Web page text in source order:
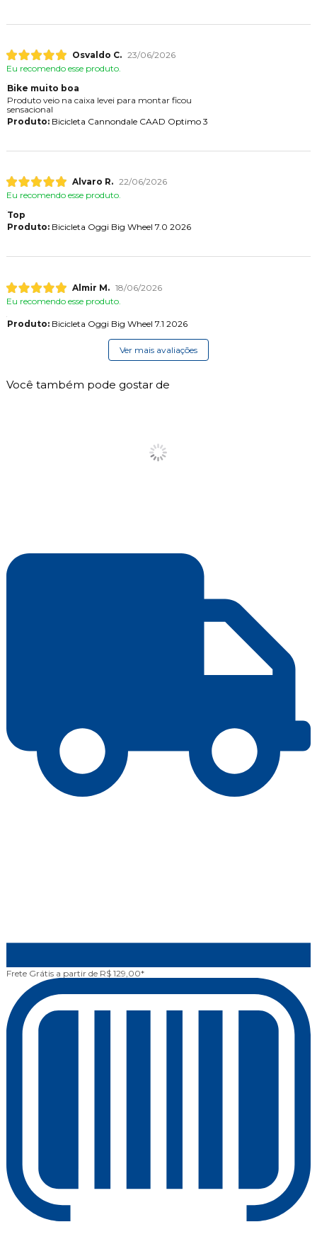
Osvaldo C. 23/06/2026
Eu recomendo esse produto.
Bike muito boa
Produto veio na caixa levei para montar ficou
sensacional
Produto:Bicicleta Cannondale CAAD Optimo 3
Alvaro R. 22/06/2026
Eu recomendo esse produto.
Top
Produto:Bicicleta Oggi Big Wheel 7.0 2026
Almir M. 18/06/2026
Eu recomendo esse produto.
Produto:Bicicleta Oggi Big Wheel 7.1 2026
Ver mais avaliações
Você também pode gostar de
Frete Grátis a partir de R$ 129,00*